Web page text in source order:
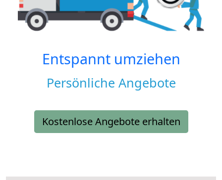
Entspannt umziehen
Persönliche Angebote
Kostenlose Angebote erhalten